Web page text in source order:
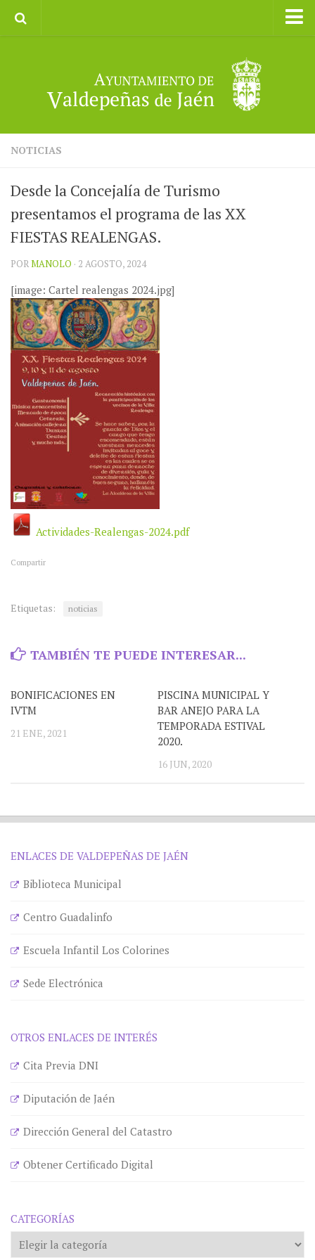
II CXM ROMPEALBARCAS 2023
NOTICIAS
Desde la Concejalía de Turismo
presentamos el programa de las XX
FIESTAS REALENGAS.
PORMANOLO · 2 AGOSTO, 2024
[image: Cartel realengas 2024.jpg]
Actividades-Realengas-2024.pdf
Compartir
Etiquetas: noticias
TAMBIÉN TE PUEDE INTERESAR...
BONIFICACIONES EN
IVTM
21 ENE, 2021
PISCINA MUNICIPAL Y
BAR ANEJO PARA LA
TEMPORADA ESTIVAL
2020.
16 JUN, 2020
ENLACES DE VALDEPEÑAS DE JAÉN
Biblioteca Municipal
Centro Guadalinfo
Escuela Infantil Los Colorines
Sede Electrónica
OTROS ENLACES DE INTERÉS
Cita Previa DNI
Diputación de Jaén
Dirección General del Catastro
Obtener Certificado Digital
CATEGORÍAS
Categorías